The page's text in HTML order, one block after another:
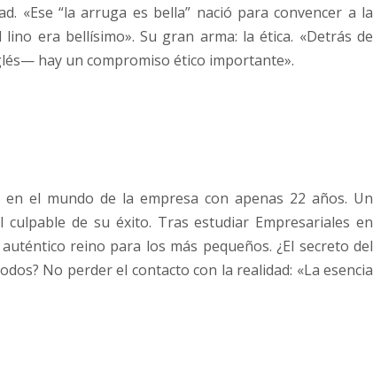
«Ese “la arruga es bella” nació para convencer a la
era bellísimo». Su gran arma: la ética. «Detrás de
hay un compromiso ético importante».
el mundo de la empresa con apenas 22 años. Un
culpable de su éxito. Tras estudiar Empresariales en
reino para los más pequeños. ¿El secreto del
No perder el contacto con la realidad: «La esencia